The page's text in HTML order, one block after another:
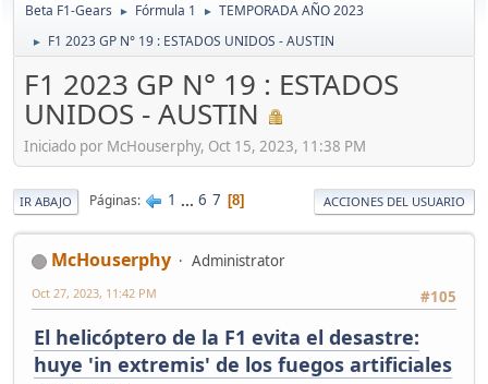
Beta F1-Gears ► Fórmula 1 ► TEMPORADA AÑO 2023
► F1 2023 GP N° 19 : ESTADOS UNIDOS - AUSTIN
F1 2023 GP N° 19 : ESTADOS
UNIDOS - AUSTIN
Iniciado por McHouserphy, Oct 15, 2023, 11:38 PM
IR ABAJO Páginas 1 ... 6 7 8 ACCIONES DEL USUARIO
McHouserphy
Administrator
#105
Oct 27, 2023, 11:42 PM
El helicóptero de la F1 evita el desastre:
huye 'in extremis' de los fuegos artificiales